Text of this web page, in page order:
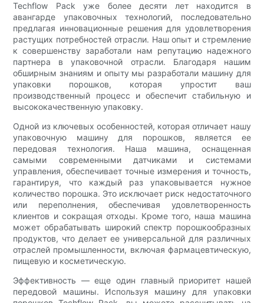
Techflow Pack уже более десяти лет находится в
авангарде упаковочных технологий, последовательно
предлагая инновационные решения для удовлетворения
растущих потребностей отрасли. Наш опыт и стремление
к совершенству заработали нам репутацию надежного
партнера в упаковочной отрасли. Благодаря нашим
обширным знаниям и опыту мы разработали машину для
упаковки порошков, которая упростит ваш
производственный процесс и обеспечит стабильную и
высококачественную упаковку.
Одной из ключевых особенностей, которая отличает нашу
упаковочную машину для порошков, является ее
передовая технология. Наша машина, оснащенная
самыми современными датчиками и системами
управления, обеспечивает точные измерения и точность,
гарантируя, что каждый раз упаковывается нужное
количество порошка. Это исключает риск недостаточного
или переполнения, обеспечивая удовлетворенность
клиентов и сокращая отходы. Кроме того, наша машина
может обрабатывать широкий спектр порошкообразных
продуктов, что делает ее универсальной для различных
отраслей промышленности, включая фармацевтическую,
пищевую и косметическую.
Эффективность — еще один главный приоритет нашей
передовой машины. Используя машину для упаковки